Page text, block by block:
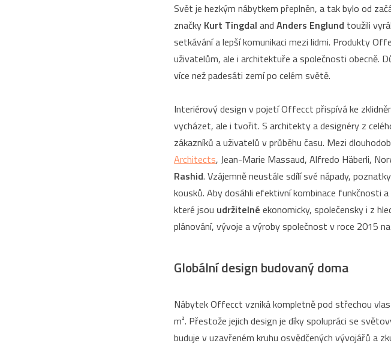
Svět je hezkým nábytkem přeplněn, a tak bylo od
značky Kurt Tingdal andAnders Englund toužili
setkávání a lepší komunikaci mezi lidmi. Produkty
uživatelům, ale i architektuře a společnosti obecně.
více než padesáti zemí po celém světě.
Interiérový design v pojetí Offecct přispívá ke
vycházet, ale i tvořit. S architekty a designéry z
zákazníků a uživatelů v průběhu času. Mezi
Architects, Jean-Marie Massaud, Alfredo Häberli,
Rashid. Vzájemně neustále sdílí své nápady,
kousků. Aby dosáhli efektivní kombinace funkčnosti
které jsou udržitelnéekonomicky, společensky i z
plánování, vývoje a výroby společnost v roce 2015
Globální design budovaný doma
Nábytek Offecct vzniká kompletně pod střechou
m². Přestože jejich design je díky spolupráci se
buduje v uzavřeném kruhu osvědčených vývojářů a